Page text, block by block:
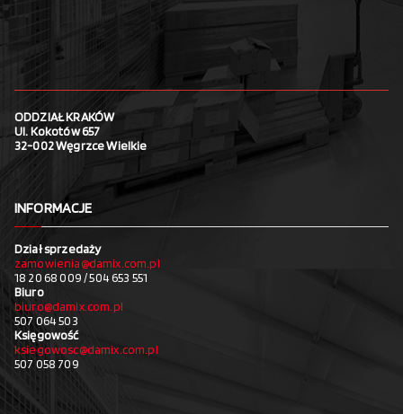
ODDZIAŁ KRAKÓW
Ul. Kokotów 657
32-002 Węgrzce Wielkie
INFORMACJE
Dział sprzedaży
zamowienia@damix.com.pl
18 20 68 009 / 504 653 551
Biuro
biuro@damix.com.pl
507 064 503
Księgowość
ksiegowosc@damix.com.pl
507 058 709